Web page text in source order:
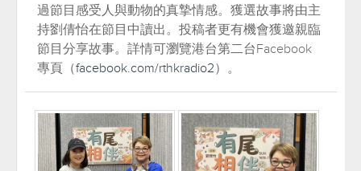
過節目感受人與動物的真摯情感。獲選故事將由主
持劉倩怡在節目中讀出。投稿者更有機會獲邀親臨
節目分享故事。詳情可瀏覽港台第二台Facebook
專頁（facebook.com/rthkradio2）。